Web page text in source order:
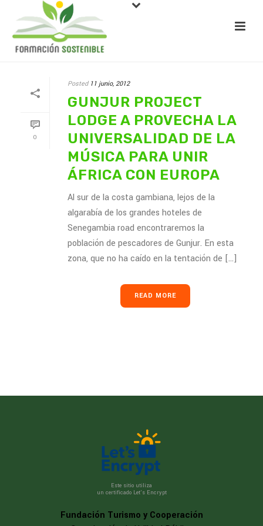
0
Posted 11 junio, 2012
GUNJUR PROJECT
LODGE A PROVECHA LA
UNIVERSALIDAD DE LA
MÚSICA PARA UNIR
ÁFRICA CON EUROPA
Al sur de la costa gambiana, lejos de la
algarabía de los grandes hoteles de
Senegambia road encontraremos la
población de pescadores de Gunjur. En esta
zona, que no ha caído en la tentación de [...]
READ MORE
Este sitio utiliza
un certificado Let’s Encrypt
Fundación Turismo y Cooperación